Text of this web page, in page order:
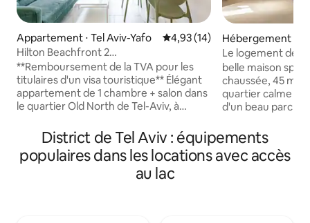
Appartement ⋅ Tel Aviv-Yafo Évaluation moyenne sur la
4,93 (14)
Hilton Beachfront 2
pièces|Balcon|Ascenseur|Chambre
sécurisée
**Remboursement de la TVA pour les
titulaires d'un visa touristique** Élégant
appartement de 1 chambre + salon dans
le quartier Old North de Tel-Aviv, à
Beach. Situé au 5e étage avec
ascenseur, il dispose d'une chambre
confortable, d'un salon lumineux, d'une
cuisine entièrement équipée, d'un
Hébergement ⋅
o
Le logement de
belle maison
chaussée, 45
quartier calme au
d'un beau parc
la ville et du port
gratuit. grand salon et
entièrement
District de Tel Aviv : équipements
populaires dans les locations avec accès
au lac